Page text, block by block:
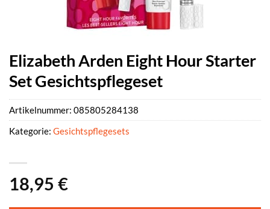
Elizabeth Arden Eight Hour Starter
Set Gesichtspflegeset
18,95 €
Artikelnummer: 085805284138
Kategorie: Gesichtspflegesets